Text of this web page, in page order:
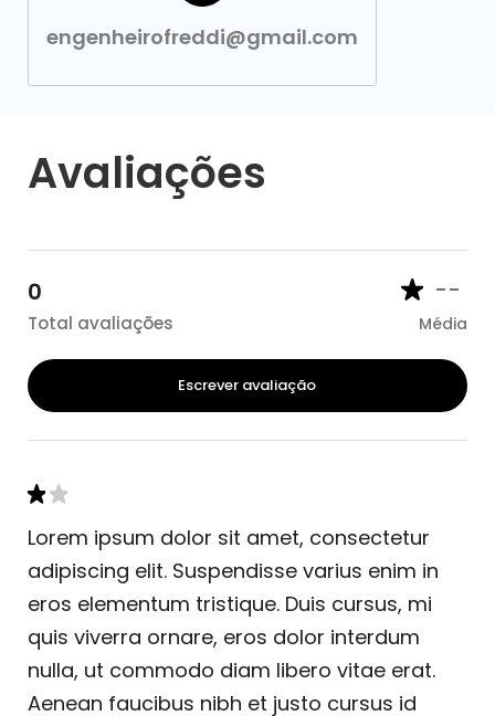
engenheirofreddi@gmail.com
Avaliações
0
Total avaliações
--
Média
Escrever avaliação
Lorem ipsum dolor sit amet, consectetur
adipiscing elit. Suspendisse varius enim in
eros elementum tristique. Duis cursus, mi
quis viverra ornare, eros dolor interdum
nulla, ut commodo diam libero vitae erat.
Aenean faucibus nibh et justo cursus id